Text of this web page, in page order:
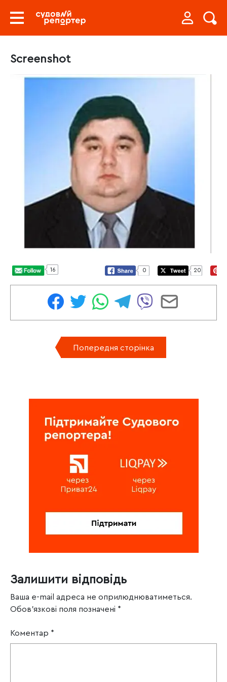
Screenshot
16 0 20
Попередня сторінка
Залишити відповідь
Ваша e-mail адреса не оприлюднюватиметься.
Обов’язкові поля позначені *
Коментар *